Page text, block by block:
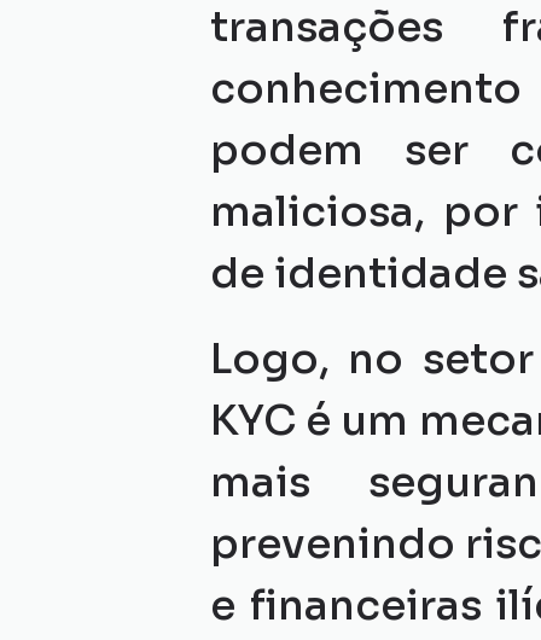
transações
podem ser
maliciosa, por
de identidade
Logo, no
KYC é um
mais
prevenindo
e financeiras